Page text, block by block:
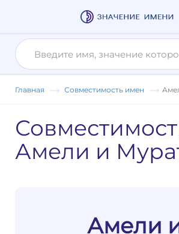
Главная Совместимость имен
Амели и
Амели